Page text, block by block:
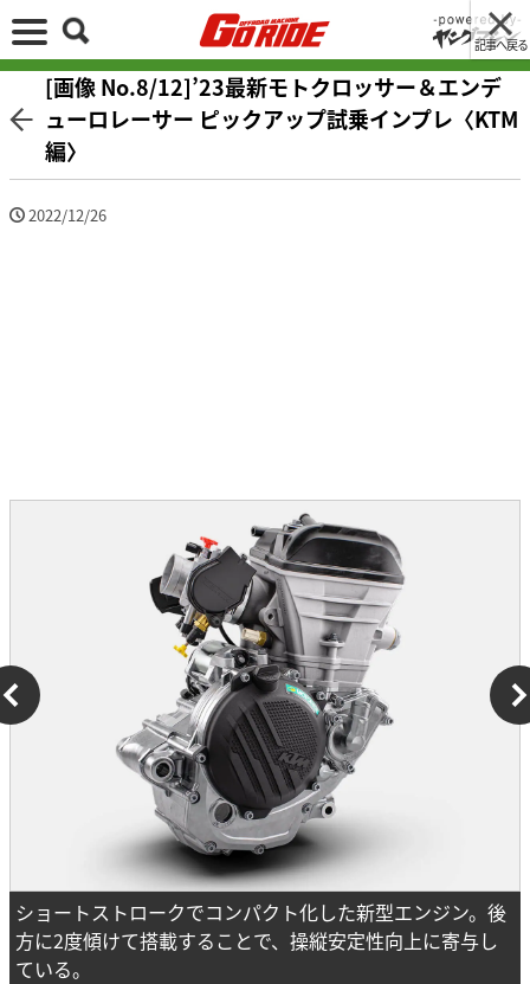
記事へ戻る
[画像 No.8/12]’23最新モトクロッサー＆エンデ
ューロレーサー ピックアップ試乗インプレ〈KTM
編〉
2022/12/26
ショートストロークでコンパクト化した新型エンジン。後
方に2度傾けて搭載することで、操縦安定性向上に寄与し
ている。